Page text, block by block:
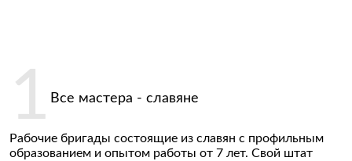
Все мастера - славяне
Рабочие бригады состоящие из славян с профильным
образованием и опытом работы от 7 лет. Свой штат